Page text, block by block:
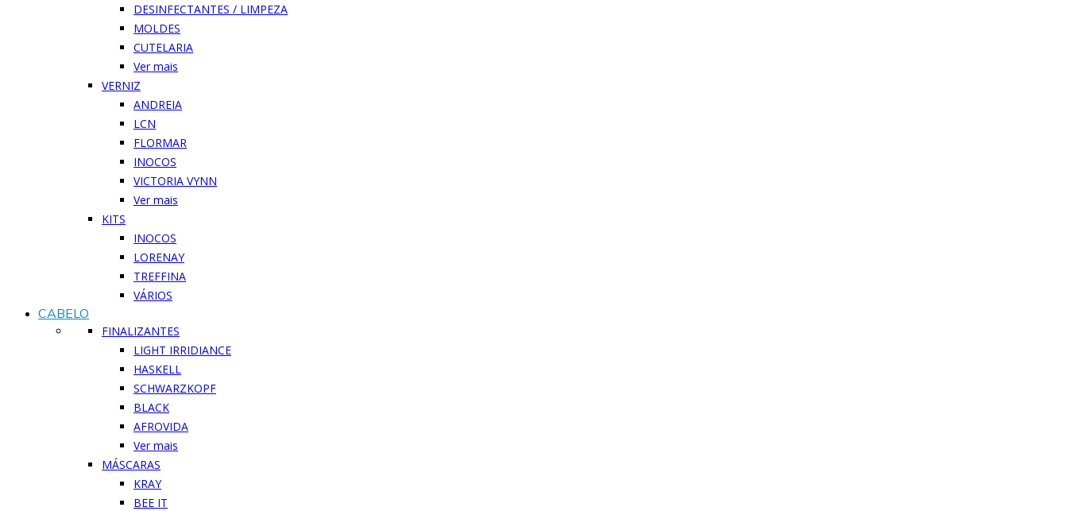
DESINFECTANTES / LIMPEZA
MOLDES
CUTELARIA
Ver mais
VERNIZ
ANDREIA
LCN
FLORMAR
INOCOS
VICTORIA VYNN
Ver mais
KITS
INOCOS
LORENAY
TREFFINA
VÁRIOS
CABELO
FINALIZANTES
LIGHT IRRIDIANCE
HASKELL
SCHWARZKOPF
BLACK
AFROVIDA
Ver mais
MÁSCARAS
KRAY
BEE IT